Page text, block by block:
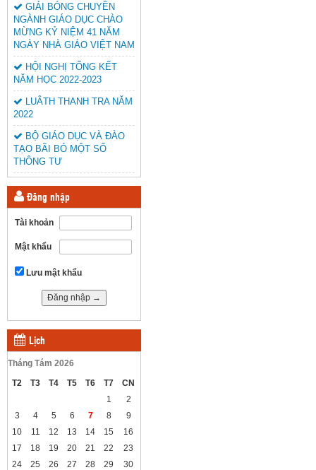
GIẢI BÓNG CHUYỀN
NGÀNH GIÁO DỤC CHÀO
MỪNG KỶ NIỆM 41 NĂM
NGÀY NHÀ GIÁO VIỆT NAM
HỘI NGHỊ TỔNG KẾT
NĂM HỌC 2022-2023
LUÂTH THANH TRA NĂM
2022
BỘ GIÁO DỤC VÀ ĐÀO
TẠO BÃI BỎ MỘT SỐ
THÔNG TƯ
Đăng nhập
Tài khoản
Mật khẩu
Lưu mật khẩu
Lịch
Tháng Tám 2026
T2
T3 T4 T5 T6 T7
CN
1
2
3
4 5 6 7 8
9
10
11 12 13 14 15
16
17
18 19 20 21 22
23
24
25 26 27 28 29
30